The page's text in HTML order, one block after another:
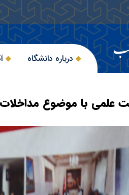
درباره دانشگاه
با موضوع مداخلات